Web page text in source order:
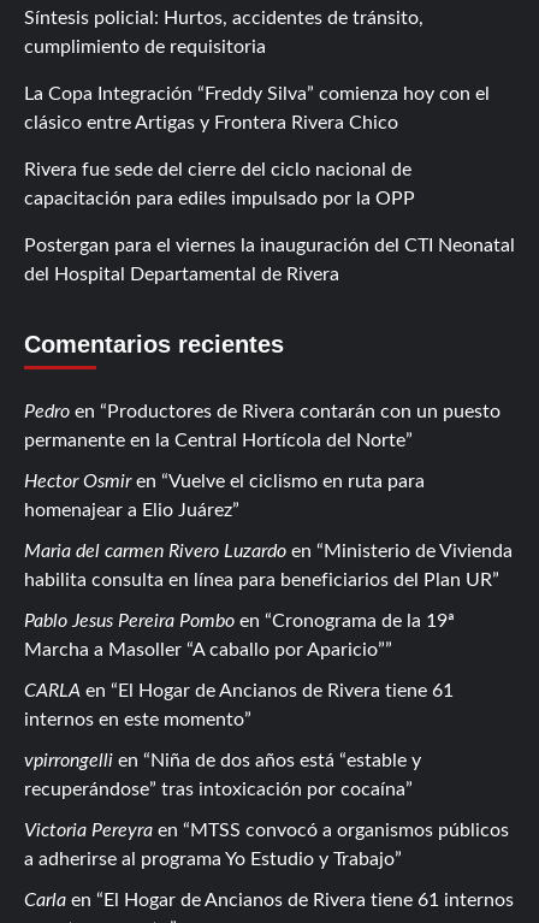
Síntesis policial: Hurtos, accidentes de tránsito,
cumplimiento de requisitoria
La Copa Integración “Freddy Silva” comienza hoy con el
clásico entre Artigas y Frontera Rivera Chico
Rivera fue sede del cierre del ciclo nacional de
capacitación para ediles impulsado por la OPP
Postergan para el viernes la inauguración del CTI Neonatal
del Hospital Departamental de Rivera
Comentarios recientes
Pedro en
Productores de Rivera contarán con un puesto
permanente en la Central Hortícola del Norte
Hector Osmiren
Vuelve el ciclismo en ruta para
homenajear a Elio Juárez
Maria del carmen Rivero Luzardo en
Ministerio de Vivienda
habilita consulta en línea para beneficiarios del Plan UR
Pablo Jesus Pereira Pombo en
Cronograma de la 19ª
Marcha a Masoller “A caballo por Aparicio”
CARLA en
El Hogar de Ancianos de Rivera tiene 61
internos en este momento
vpirrongelli en
Niña de dos años está “estable y
recuperándose” tras intoxicación por cocaína
Victoria Pereyra en
MTSS convocó a organismos públicos
a adherirse al programa Yo Estudio y Trabajo
Carla en
El Hogar de Ancianos de Rivera tiene 61 internos